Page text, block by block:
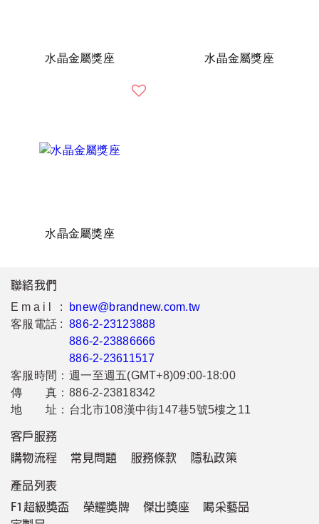
水晶金屬獎座 水晶金屬獎座
水晶金屬獎座
聯絡我們
Email :
bnew@brandnew.com.tw
客服電話 : 886-2-23123888
886-2-23886666
886-2-23611517
客服時間： 週一至週五(GMT+8)09:00-18:00
傳 真： 886-2-23818342
地 址： 台北市108漢中街147巷5號5樓之11
客戶服務
購物流程
常見問題 服務條款 隱私政策
產品列表
F1超級獎盃
榮耀獎牌 傑出獎座
喝采藝品